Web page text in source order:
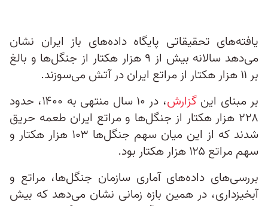
یافته‌های تحقیقاتی پایگاه داده‌های باز ایران نشان
می‌دهد سالانه بیش از ۹ هزار هکتار از جنگل‌ها و بالغ‌
بر ۱۱ هزار هکتار از مراتع ایران در آتش‌ می‌سوزند.
بر مبنای اینگزارش
، در ۱۰ سال‌ منتهی به ۱۴۰۰، حدود
۲۲۸ هزار هکتار از جنگل‌ها و مراتع ایران طعمه حریق
شدند که از این میان سهم جنگل‌ها ۱۰۳ هزار هکتار و
سهم مراتع ۱۲۵ هزار هکتار بود.
بررسی‌های داده‌های آماری سازمان جنگل‌ها، مراتع و
آبخیزداری، در همین بازه زمانی نشان می‌دهد که بیش